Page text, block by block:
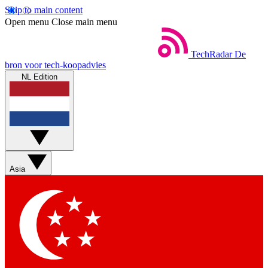
Skip to main content
Open menu Close main menu
TechRadar De
bron voor tech-koopadvies
NL Edition
Asia